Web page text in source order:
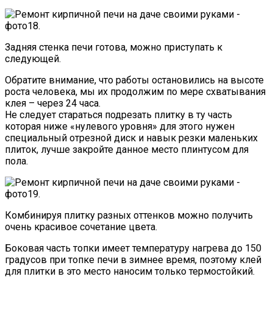
Задняя стенка печи готова, можно приступать к
следующей.
Обратите внимание, что работы остановились на высоте
роста человека, мы их продолжим по мере схватывания
клея – через 24 часа.
Не следует стараться подрезать плитку в ту часть
которая ниже «нулевого уровня» для этого нужен
специальный отрезной диск и навык резки маленьких
плиток, лучше закройте данное место плинтусом для
пола.
Комбинируя плитку разных оттенков можно получить
очень красивое сочетание цвета.
Боковая часть топки имеет температуру нагрева до 150
градусов при топке печи в зимнее время, поэтому клей
для плитки в это место наносим только термостойкий.